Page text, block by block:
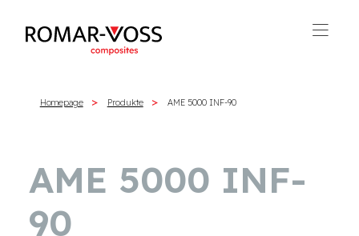
Homepage Produkte AME 5000 INF-90
AME 5000 INF-
90